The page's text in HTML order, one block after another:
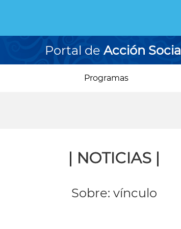
Portal de Acción Social
Programas
| NOTICIAS |
Sobre: vínculo